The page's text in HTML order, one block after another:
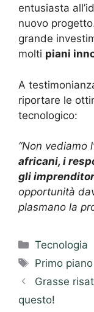
entusiasta
nuovo
grande
molti piani
A
riportare le
tecnologico:
“Non vediamo
africani, i
gli
opportunità
plasmano la
Categorie
Tecnologia
Tag
Primo piano
Grasse
questo!